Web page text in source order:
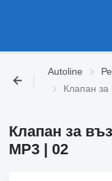
Autoline
Клапан
Клапан за
MP3 | 02